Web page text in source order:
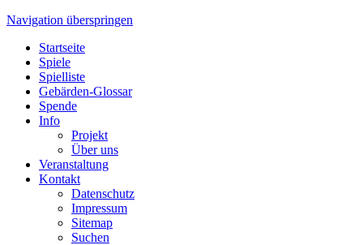
Navigation überspringen
Startseite
Spiele
Spielliste
Gebärden-Glossar
Spende
Info
Projekt
Über uns
Veranstaltung
Kontakt
Datenschutz
Impressum
Sitemap
Suchen